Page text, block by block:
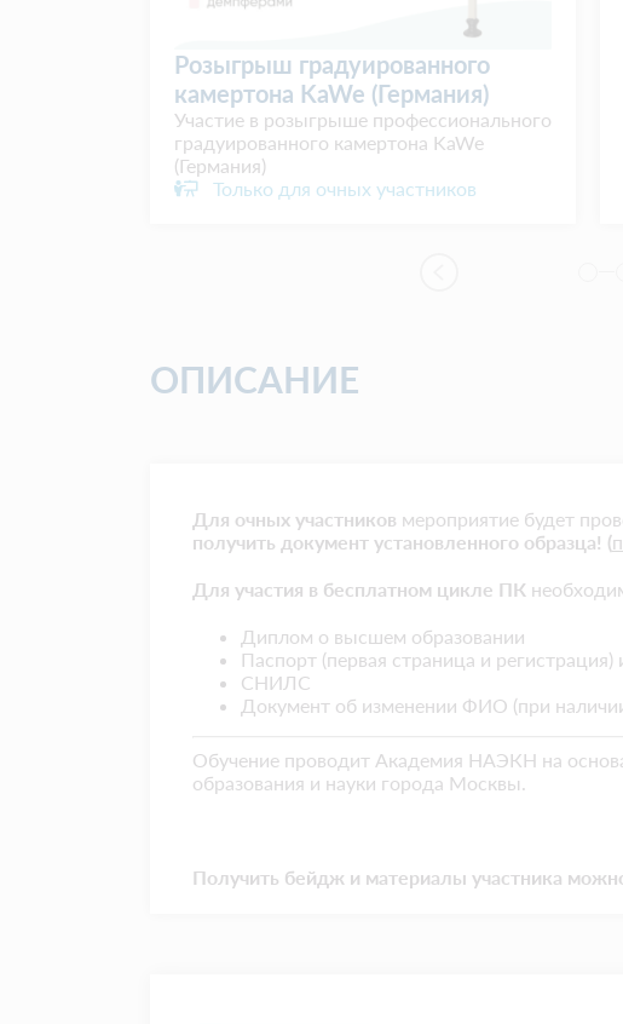
градуированного
KaWe (Германия)
в розыгрыше профессионального
камертона KaWe
Только для очных участников
Розыгрыш
молоточка KaWe
Участие в розыгрыше
неврологического
Только для очных
ОПИСАНИЕ
Для очных участников мероприятие будет
получить документ установленного образца! (
Для участия в бесплатном цикле ПК
Диплом о высшем образовании
Паспорт (первая страница и
СНИЛС
Документ об изменении ФИО (при
Обучение проводит Академия НАЭКН на
образования и науки города Москвы.
Получить бейдж и материалы участника